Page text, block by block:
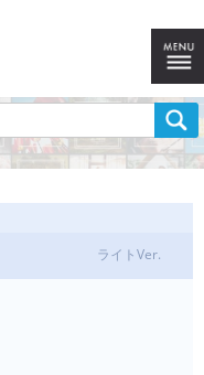
ライトVer.